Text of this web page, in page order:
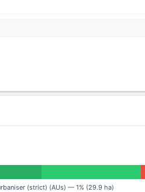
(strict) (AUs) — 1% (29.9 ha)